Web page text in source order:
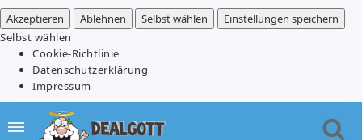
Akzeptieren
Ablehnen Selbst wählen
Einstellungen speichern
Selbst wählen
Cookie-Richtlinie
Datenschutzerklärung
Impressum